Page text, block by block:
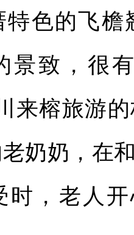
特色的飞
景致，很
来榕旅游
奶奶，在
时，老人